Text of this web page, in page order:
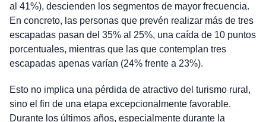
al 41%), descienden los segmentos de mayor frecuencia.
En concreto, las personas que prevén realizar más de tres
escapadas pasan del 35% al 25%, una caída de 10 puntos
porcentuales, mientras que las que contemplan tres
escapadas apenas varían (24% frente a 23%).
Esto no implica una pérdida de atractivo del turismo rural,
sino el fin de una etapa excepcionalmente favorable.
Durante los últimos años, especialmente durante la